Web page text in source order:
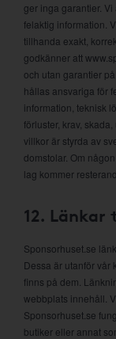
ger inga garantier.
felaktig information.
tillhanda exakt,
godkänner att
och utan garantier
hållas ansvariga för
information, teknisk
förluster, krav,
villkor är styrda av
domstolar. Om
lag kommer
12.
Sponsorhuset.se
Dessa är utanför vår
finns på dem.
webbplats innehåll.
Sponsorhuset.se
butiker eller annat